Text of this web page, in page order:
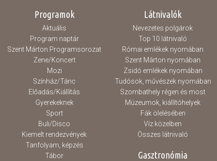
Programok
Aktuális
Program naptár
Szent Márton Programsorozat
Zene/Koncert
Mozi
Színház/Tánc
Előadás/Kiállítás
Gyerekeknek
Sport
Buli/Disco
Kiemelt rendezvények
Tanfolyam, képzés
Tábor
Látnivalók
Nevezetes polgárok
Top 10 látnivaló
Római emlékek nyomában
Szent Márton nyomában
Zsidó emlékek nyomában
Tudósok, művészek nyomában
Szombathely régen és most
Múzeumok, kiállítóhelyek
Fák ölelésében
Víz közelben
Összes látnivaló
Gasztronómia